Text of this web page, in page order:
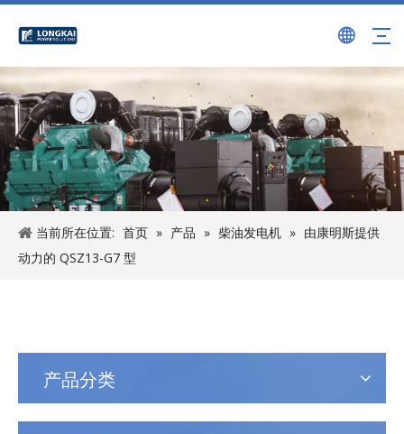
当前所在位置: 首页 » 产品 » 柴油发电机 » 由康明斯提供
动力的 QSZ13-G7 型
产品分类